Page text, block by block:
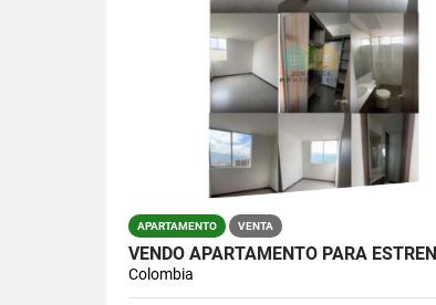
APARTAMENTO VENTA
Colombia